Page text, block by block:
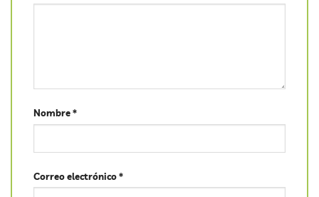
Nombre*
Correo electrónico*